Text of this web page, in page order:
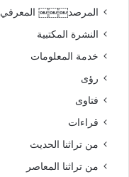
المرصد￼￼￼ المعرفي
النشرة المكتبية
خدمة المعلومات
رؤى
فتاوى
قراءات
من تراثنا الحديث
من تراثنا المعاصر